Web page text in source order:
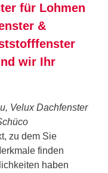
für Lohmen
&
wir Ihr
Velux Dachfenster
zu dem Sie
finden
haben